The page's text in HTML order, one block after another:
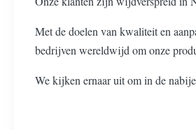
Met de doelen van kwaliteit en
bedrijven wereldwijd om onze
We kijken ernaar uit om in de